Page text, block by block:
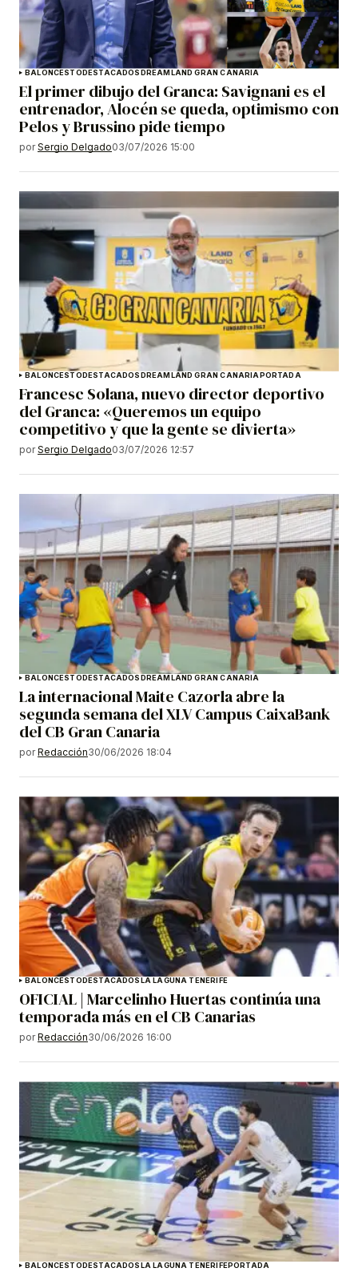
BALONCESTODESTACADOSDREAMLAND GRAN CANARIA
El primer dibujo del Granca: Savignani es el
entrenador, Alocén se queda, optimismo con
Pelos y Brussino pide tiempo
por Sergio Delgado03/07/2026 15:00
BALONCESTODESTACADOSDREAMLAND GRAN CANARIAPORTADA
Francesc Solana, nuevo director deportivo
del Granca: «Queremos un equipo
competitivo y que la gente se divierta»
por Sergio Delgado03/07/2026 12:57
BALONCESTODESTACADOSDREAMLAND GRAN CANARIA
La internacional Maite Cazorla abre la
segunda semana del XLV Campus CaixaBank
del CB Gran Canaria
por Redacción30/06/2026 18:04
BALONCESTODESTACADOSLA LAGUNA TENERIFE
OFICIAL | Marcelinho Huertas continúa una
temporada más en el CB Canarias
por Redacción30/06/2026 16:00
BALONCESTO DESTACADOS LA LAGUNA TENERIFEPORTADA